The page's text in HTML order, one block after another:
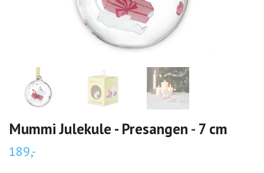
Mummi Julekule - Presangen - 7 cm
189,-